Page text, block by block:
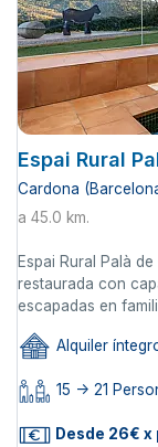
Espai Rural
Cardona
a 45.0 km.
Espai Rural Palà
restaurada con
escapadas en
Alquiler
15 -> 21
Desde 26€